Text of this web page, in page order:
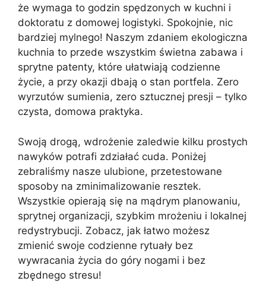
że wymaga to godzin spędzonych w kuchni i
doktoratu z domowej logistyki. Spokojnie, nic
bardziej mylnego! Naszym zdaniem ekologiczna
kuchnia to przede wszystkim świetna zabawa i
sprytne patenty, które ułatwiają codzienne
życie, a przy okazji dbają o stan portfela. Zero
wyrzutów sumienia, zero sztucznej presji – tylko
czysta, domowa praktyka.
Swoją drogą, wdrożenie zaledwie kilku prostych
nawyków potrafi zdziałać cuda. Poniżej
zebraliśmy nasze ulubione, przetestowane
sposoby na zminimalizowanie resztek.
Wszystkie opierają się na mądrym planowaniu,
sprytnej organizacji, szybkim mrożeniu i lokalnej
redystrybucji. Zobacz, jak łatwo możesz
zmienić swoje codzienne rytuały bez
wywracania życia do góry nogami i bez
zbędnego stresu!